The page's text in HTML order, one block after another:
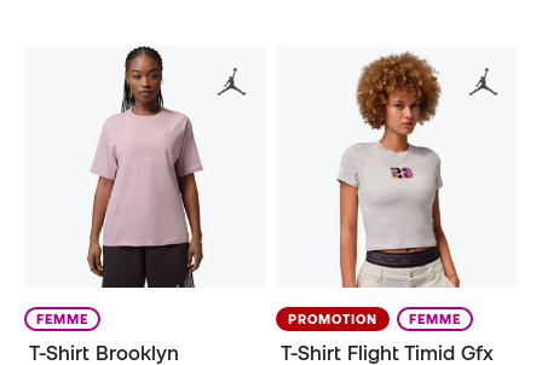
FEMME
T-Shirt Brooklyn
PROMOTION FEMME
T-Shirt Flight Timid Gfx